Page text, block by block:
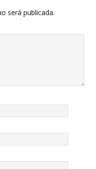
será publicada.